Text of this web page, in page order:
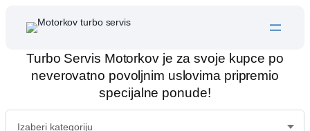
Turbo Servis Motorkov je za svoje kupce po
neverovatno povoljnim uslovima pripremio
specijalne ponude!